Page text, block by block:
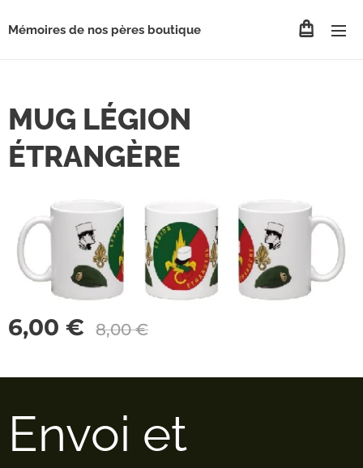
Mémoires de nos pères boutique
MUG LÉGION
ÉTRANGÈRE
6,00 € 8,00€
Envoi et